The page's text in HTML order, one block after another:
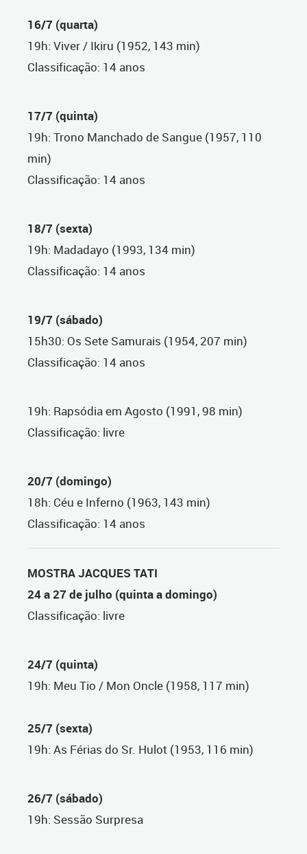
16/7 (quarta)
19h: Viver / Ikiru (1952, 143 min)
Classificação: 14 anos
17/7 (quinta)
19h: Trono Manchado de Sangue (1957, 110
min)
Classificação: 14 anos
18/7 (sexta)
19h: Madadayo (1993, 134 min)
Classificação: 14 anos
19/7 (sábado)
15h30: Os Sete Samurais (1954, 207 min)
Classificação: 14 anos
19h: Rapsódia em Agosto (1991, 98 min)
Classificação: livre
20/7 (domingo)
18h: Céu e Inferno (1963, 143 min)
Classificação: 14 anos
MOSTRA JACQUES TATI
24 a 27 de julho (quinta a domingo)
Classificação: livre
24/7 (quinta)
19h: Meu Tio / Mon Oncle (1958, 117 min)
25/7 (sexta)
19h: As Férias do Sr. Hulot (1953, 116 min)
26/7 (sábado)
19h: Sessão Surpresa